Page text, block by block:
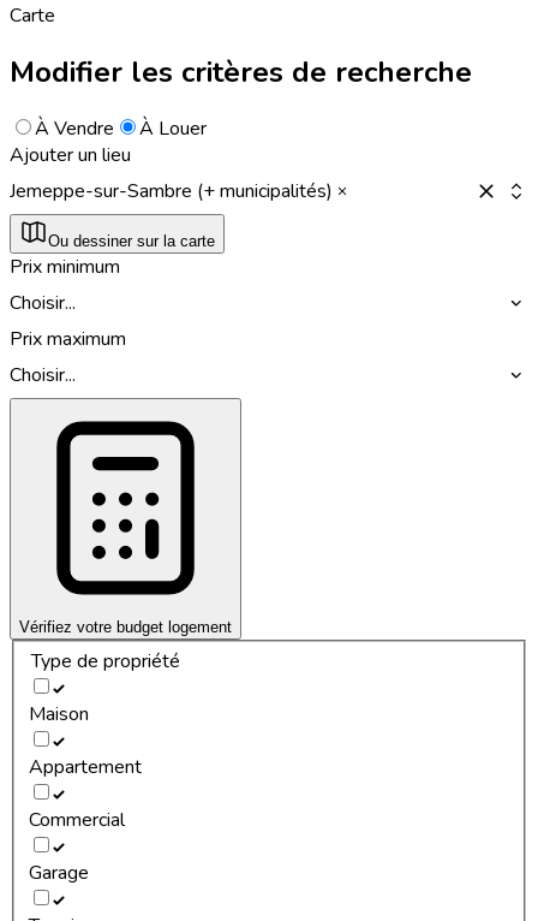
Carte
Modifier les critères de recherche
À Vendre
À Louer
Ajouter un lieu
Jemeppe-sur-Sambre (+ municipalités)
Ou dessiner sur la carte
Prix minimum
Choisir...
Prix maximum
Choisir...
Vérifiez votre budget logement
Type de propriété
Maison
Appartement
Commercial
Garage